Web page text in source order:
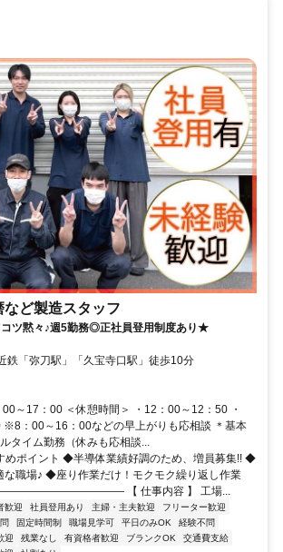
ど製造スタッフ
ツ黙々♪週5勤務◎正社員登用制度あり★
鉄「弥刀駅」「久宝寺口駅」徒歩10分
～17：00 ＜休憩時間＞ ・12：00～12：50 ・
※8：00～16：00などの早上がりも応相談 ＊基本
タイム勤務（休みも応相談...
めポイント ◆半導体業績好調のため、増員募集!! ◆
な職場♪ ◆座り作業だけ！モクモク繰り返し作業
【 仕事内容 】 工場...
歓迎 社員登用あり 主婦・主夫歓迎
フリーター歓迎
固定時間制 職場見学可 平日のみOK
経験不問
迎 残業なし 有資格者歓迎 ブランクOK
交通費支給